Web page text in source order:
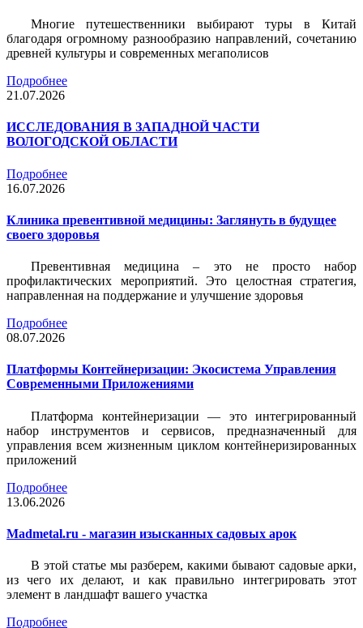
Многие путешественники выбирают туры в Китай
благодаря огромному разнообразию направлений, сочетанию
древней культуры и современных мегаполисов
Подробнее
21.07.2026
ИССЛЕДОВАНИЯ В ЗАПАДНОЙ ЧАСТИ
ВОЛОГОДСКОЙ ОБЛАСТИ
Подробнее
16.07.2026
Клиника превентивной медицины: Заглянуть в будущее
своего здоровья
Превентивная медицина – это не просто набор
профилактических мероприятий. Это целостная стратегия,
направленная на поддержание и улучшение здоровья
Подробнее
08.07.2026
Платформы Контейнеризации: Экосистема Управления
Современными Приложениями
Платформа контейнеризации — это интегрированный
набор инструментов и сервисов, предназначенный для
управления всем жизненным циклом контейнеризированных
приложений
Подробнее
13.06.2026
Madmetal.ru - магазин изысканных садовых арок
В этой статье мы разберем, какими бывают садовые арки,
из чего их делают, и как правильно интегрировать этот
элемент в ландшафт вашего участка
Подробнее